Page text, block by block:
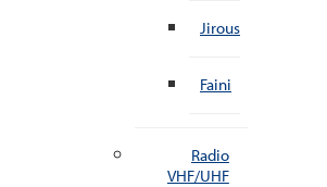
Jirous
Faini
Radio
VHF/UHF